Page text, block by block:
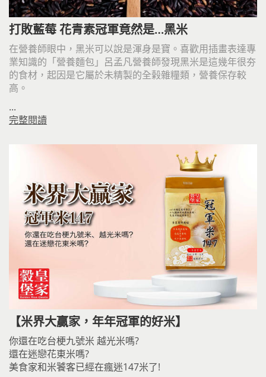
打敗藍莓 花青素冠軍竟然是…黑米
在營養師眼中，黑米可以說是渾身是寶。喜歡用插畫表達專
業知識的「營養麵包」呂孟凡營養師發現黑米是這幾年很夯
的食材，起因是它屬於未精製的全榖雜糧類，營養保存較
高。
...
完整閱讀
【米界大贏家，年年冠軍的好米】
你還在吃台梗九號米 越光米嗎?
還在迷戀花東米嗎?
美食家和米饕客已經在瘋迷147米了!